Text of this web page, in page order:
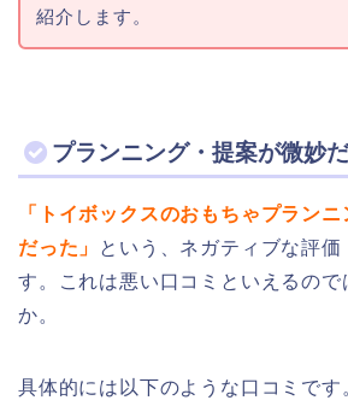
紹介します。
プランニング・提案が微妙
「トイボックスのおもちゃプラン
だった」
という、ネガティブな評価
す。これは悪い口コミといえるので
か。
具体的には以下のような口コミです